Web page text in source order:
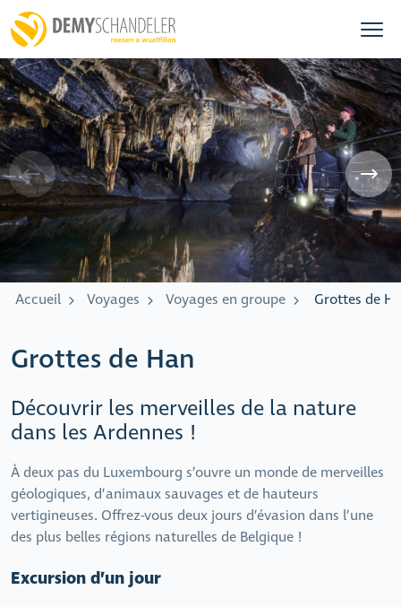
Accueil Voyages Voyages en groupe Grottes de
Grottes de Han
Découvrir les merveilles de la nature
dans les Ardennes !
À deux pas du Luxembourg s’ouvre un monde de merveilles
géologiques, d’animaux sauvages et de hauteurs
vertigineuses. Offrez-vous deux jours d’évasion dans l’une
des plus belles régions naturelles de Belgique !
Excursion d’un jour